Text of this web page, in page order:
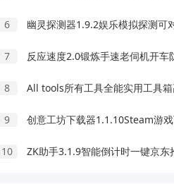
6 幽灵探测器1.9.2娱乐模拟探测可
7 反应速度2.0锻炼手速老伺机开车
8 All tools所有工具全能实用工具
9 创意工坊下载器1.1.10Steam游
10 ZK助手3.1.9智能倒计时一键京东